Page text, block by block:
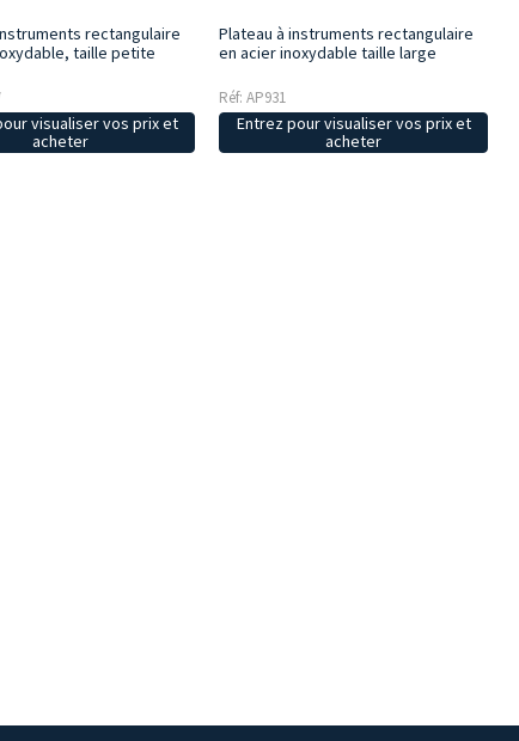
rectangulaire
taille petite
visualiser vos prix et
acheter
Plateau à instruments rectangulaire
en acier inoxydable taille large
Réf: AP931
Entrez pour visualiser vos prix et
acheter